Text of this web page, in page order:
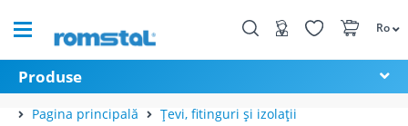
Ro
Produse
Pagina principală
Țevi, fitinguri și izolații